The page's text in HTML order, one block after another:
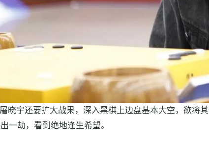
晓宇还要扩大战果，深入黑棋上边盘基本大空，欲将
一劫，看到绝地逢生希望。